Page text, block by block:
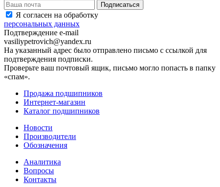
Я согласен на обработку
персональных данных
Подтверждение e-mail
vasiliypetrovich@yandex.ru
На указанный адрес было отправлено письмо с ссылкой для
подтверждения подписки.
Проверьте ваш почтовый ящик, письмо могло попасть в папку
«спам».
Продажа подшипников
Интернет-магазин
Каталог подшипников
Новости
Производители
Обозначения
Аналитика
Вопросы
Контакты